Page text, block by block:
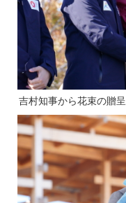
吉村知事から花束の贈呈